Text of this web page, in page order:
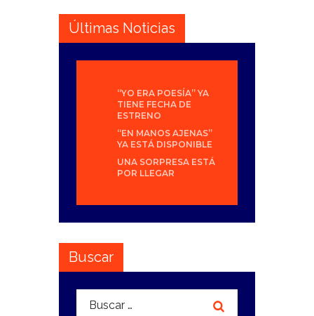
Últimas Noticias
“YO ERA POESÍA” YA
TIENE FECHA DE
ESTRENO
“EN MANOS AJENAS”
YA ESTÁ DISPONIBLE
UNA SORPRESA ESTÁ
POR LLEGAR
Buscar
Buscar: